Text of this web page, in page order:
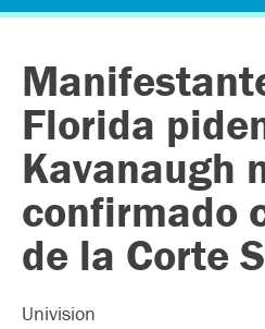
Florida
Kavanaugh
confirmado
de la Corte
Univision